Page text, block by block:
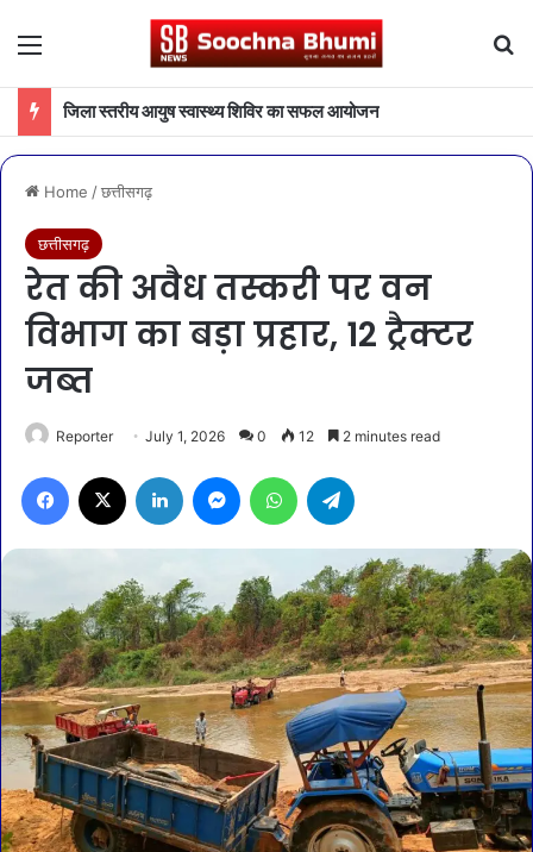
Menu
जिला स्तरीय आयुष स्वास्थ्य शिविर का सफल आयोजन
Home /छत्तीसगढ़
छत्तीसगढ़
रेत की अवैध तस्करी पर वन
विभाग का बड़ा प्रहार, 12 ट्रैक्टर
जब्त
Reporter July 1, 2026 0 12 2 minutes read
Facebook LinkedIn MessengerWhatsApp